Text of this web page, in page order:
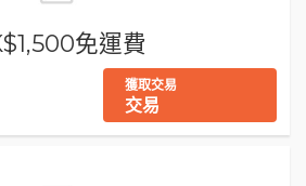
免運費
獲取交易
交易